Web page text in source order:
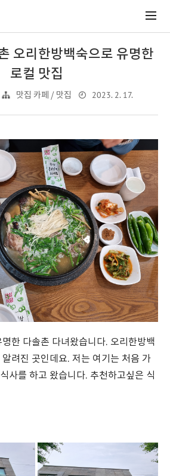
오리한방백숙으로 유명한
로컬 맛집
맛집 카페 / 맛집 2023. 2. 17.
한 다솔촌 다녀왔습니다. 오리한방백
려진 곳인데요. 저는 여기는 처음 가
사를 하고 왔습니다. 추천하고싶은 식